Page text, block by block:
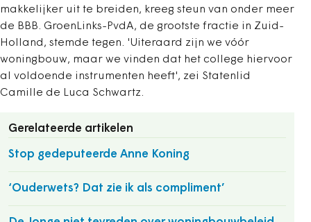
makkelijker uit te breiden, kreeg steun van onder meer
de BBB. GroenLinks-PvdA, de grootste fractie in Zuid-
Holland, stemde tegen. 'Uiteraard zijn we vóór
woningbouw, maar we vinden dat het college hiervoor
al voldoende instrumenten heeft', zei Statenlid
Camille de Luca Schwartz.
Gerelateerde artikelen
Stop gedeputeerde Anne Koning
‘Ouderwets? Dat zie ik als compliment’